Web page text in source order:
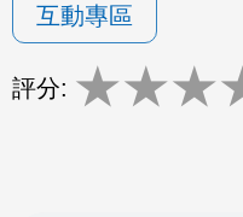
互動專區
評分: ★★★